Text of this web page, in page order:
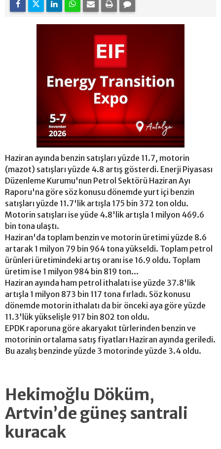
Haziran ayında benzin satışları yüzde 11.7, motorin
(mazot) satışları yüzde 4.8 artış gösterdi. Enerji Piyasası
Düzenleme Kurumu'nun Petrol Sektörü Haziran Ayı
Raporu'na göre söz konusu dönemde yurt içi benzin
satışları yüzde 11.7'lik artışla 175 bin 372 ton oldu.
Motorin satışları ise yüde 4.8'lik artışla 1 milyon 469.6
bin tona ulaştı.
Haziran'da toplam benzin ve motorin üretimi yüzde 8.6
artarak 1 milyon 79 bin 964 tona yükseldi. Toplam petrol
ürünleri üretimindeki artış oranı ise 16.9 oldu. Toplam
üretim ise 1 milyon 984 bin 819 ton...
Haziran ayında ham petrol ithalatı ise yüzde 37.8'lik
artışla 1 milyon 873 bin 117 tona fırladı. Söz konusu
dönemde motorin ithalatı da bir önceki aya göre yüzde
11.3'lük yükselişle 917 bin 802 ton oldu.
EPDK raporuna göre akaryakıt türlerinden benzin ve
motorinin ortalama satış fiyatları Haziran ayında geriledi.
Bu azalış benzinde yüzde 3 motorinde yüzde 3.4 oldu.
Hekimoğlu Döküm,
Artvin’de güneş santrali
kuracak